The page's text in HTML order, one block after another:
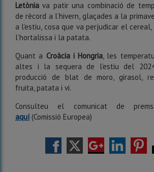
Letònia va patir una combinació de
de rècord a l’hivern, glaçades a la
a l’estiu, cosa que va perjudicar el
l’hortalissa i la patata.
Quant a Croàcia i Hongria, les
altes i la sequera de l’estiu del
producció de blat de moro, girasol,
fruita, patata i vi.
Consulteu el comunicat de
aquí (Comissió Europea)